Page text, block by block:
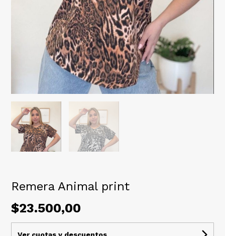
Remera Animal print
$23.500,00